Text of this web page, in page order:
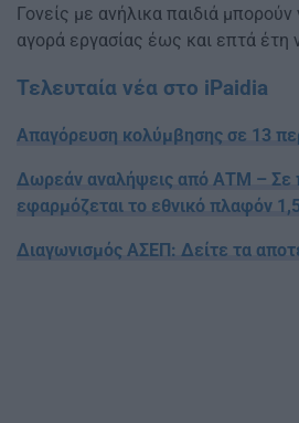
Γονείς με ανήλικα παιδιά
αγορά εργασίας έως και επτά έτη
Τελευταία νέα στο iPaidia
Απαγόρευση κολύμβησης σε 13
Δωρεάν αναλήψεις από ΑΤΜ – Σε
εφαρμόζεται το εθνικό πλαφόν
Διαγωνισμός ΑΣΕΠ: Δείτε τα